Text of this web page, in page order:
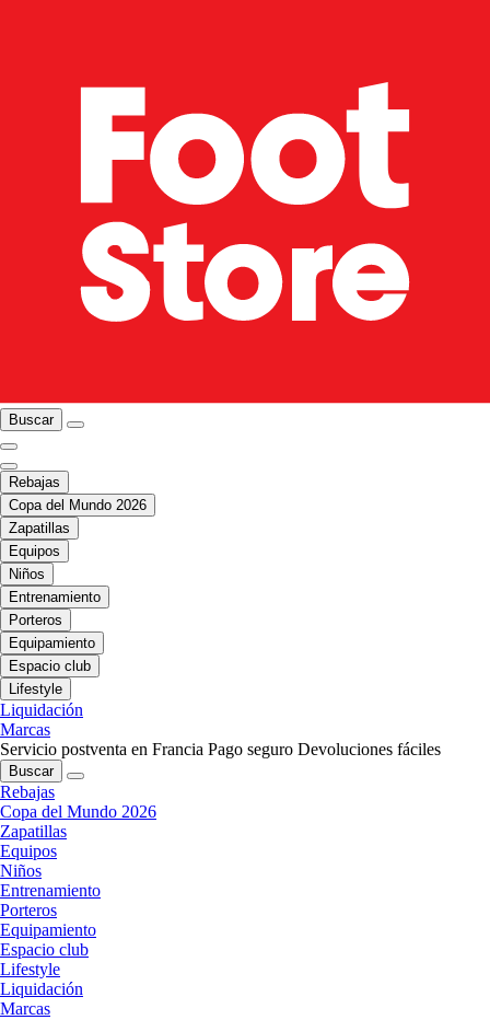
Buscar
Rebajas
Copa del Mundo 2026
Zapatillas
Equipos
Niños
Entrenamiento
Porteros
Equipamiento
Espacio club
Lifestyle
Liquidación
Marcas
Servicio postventa en Francia Pago seguro Devoluciones fáciles
Buscar
Rebajas
Copa del Mundo 2026
Zapatillas
Equipos
Niños
Entrenamiento
Porteros
Equipamiento
Espacio club
Lifestyle
Liquidación
Marcas